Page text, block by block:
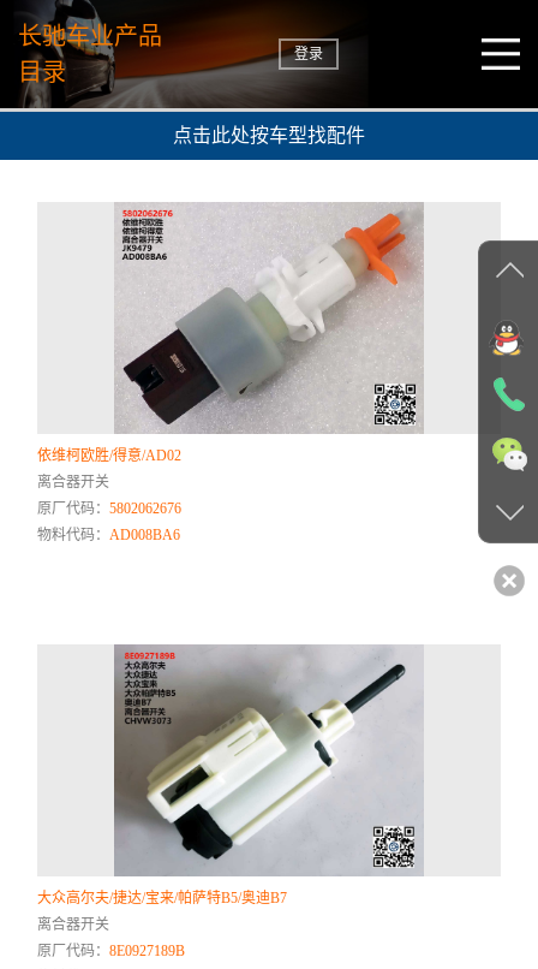
长驰车业产品
目录
登录
点击此处按车型找配件
依维柯欧胜/得意/AD02
离合器开关
原厂代码：5802062676
物料代码：AD008BA6
大众高尔夫/捷达/宝来/帕萨特B5/奥迪B7
离合器开关
原厂代码：8E0927189B